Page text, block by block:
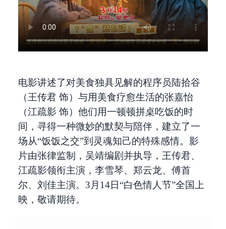
电影讲述了对美食独具见解的程序员陆拾谷
（王传君 饰）与用美食疗愈生活的张嘉怡
（江疏影 饰）他们用一顿顿拼桌吃饭的时
间，寻得一种微妙的默契与陪伴，建立了一
场从“饭饭之交”到灵魂知己的特殊感情。影
片由张律监制，吴靖编剧并执导，王传君、
江疏影领衔主演，李雪琴、郑云龙、傅首
尔、刘佳主演。3月14日“白色情人节”全国上
映，敬请期待。